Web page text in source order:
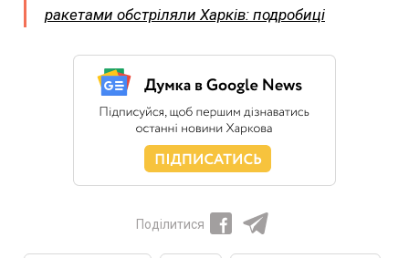
ракетами обстріляли Харків: подробиці
Поділитися